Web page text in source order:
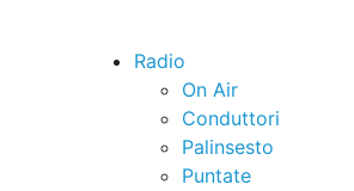
Radio
On Air
Conduttori
Palinsesto
Puntate